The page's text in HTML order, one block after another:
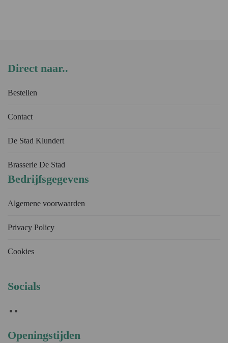
Direct naar..
Bestellen
Contact
De Stad Klundert
Brasserie De Stad
Bedrijfsgegevens
Algemene voorwaarden
Privacy Policy
Cookies
Socials
Openingstijden